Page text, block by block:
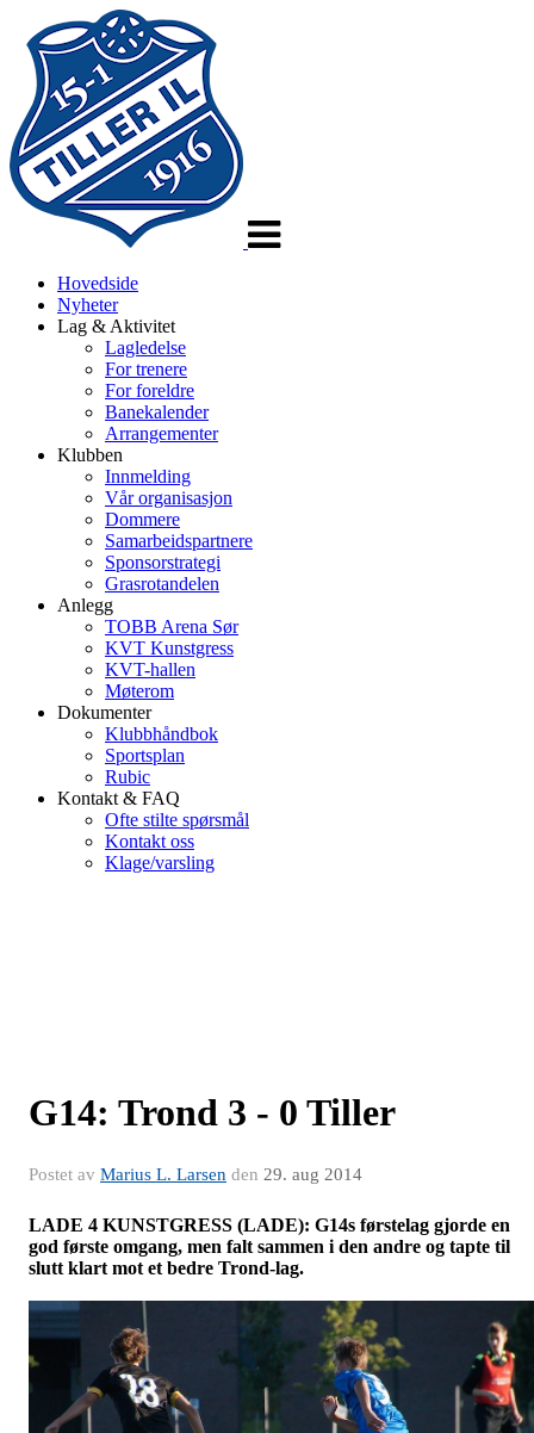
Hovedside
Nyheter
Lag & Aktivitet
Lagledelse
For trenere
For foreldre
Banekalender
Arrangementer
Klubben
Innmelding
Vår organisasjon
Dommere
Samarbeidspartnere
Sponsorstrategi
Grasrotandelen
Anlegg
TOBB Arena Sør
KVT Kunstgress
KVT-hallen
Møterom
Dokumenter
Klubbhåndbok
Sportsplan
Rubic
Kontakt & FAQ
Ofte stilte spørsmål
Kontakt oss
Klage/varsling
G14: Trond 3 - 0 Tiller
Postet av Marius L. Larsen den 29. aug 2014
LADE 4 KUNSTGRESS (LADE): G14s førstelag gjorde en
god første omgang, men falt sammen i den andre og tapte til
slutt klart mot et bedre Trond-lag.